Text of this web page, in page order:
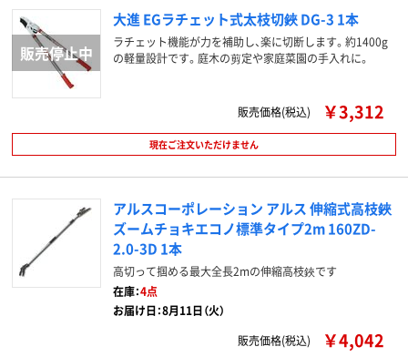
大進 EGラチェット式太枝切鋏 DG-3 1本
ラチェット機能が力を補助し、楽に切断します。約1400g
の軽量設計です。庭木の剪定や家庭菜園の手入れに。
販売価格(税込) ￥3,312
現在ご注文いただけません
アルスコーポレーション アルス 伸縮式高枝鋏
ズームチョキエコノ標準タイプ2m 160ZD-
2.0-3D 1本
高切って掴める最大全長2mの伸縮高枝鋏です
在庫：4点
お届け日：8月11日（火）
販売価格(税込)
￥4,042